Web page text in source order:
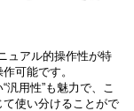
ュアル的操作性が特
可能です。
汎用性”も魅力で、こ
使い分けることがで